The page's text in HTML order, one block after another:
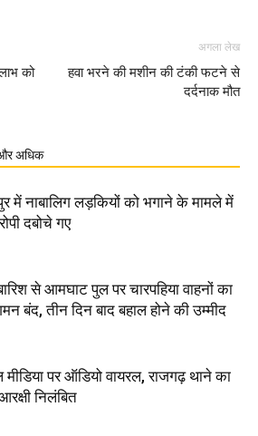
को
अगला लेख
हवा भरने की मशीन की टंकी फटने से
दर्दनाक मौत
अधिक
में नाबालिग लड़कियों को भगाने के मामले में
दबोचे गए
से आमघाट पुल पर चारपहिया वाहनों का
बंद, तीन दिन बाद बहाल होने की उम्मीद
पर ऑडियो वायरल, राजगढ़ थाने का
निलंबित